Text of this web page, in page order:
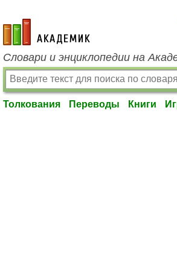
academic.ru
Словари и энциклопедии на
Толкования Переводы Книги